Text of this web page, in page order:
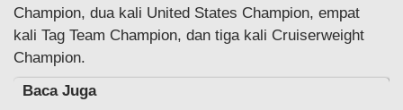
Champion, dua kali United States Champion, empat
kali Tag Team Champion, dan tiga kali Cruiserweight
Champion.
Baca Juga